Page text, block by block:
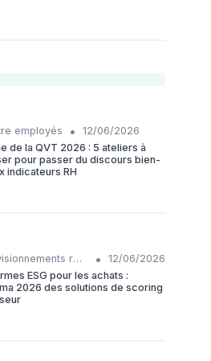
employés •
12/06/2026
de la QVT 2026 : 5 ateliers à
pour passer du discours bien-
indicateurs RH
Approvisionnements responsables •
12/06/2026
ESG pour les achats :
2026 des solutions de scoring